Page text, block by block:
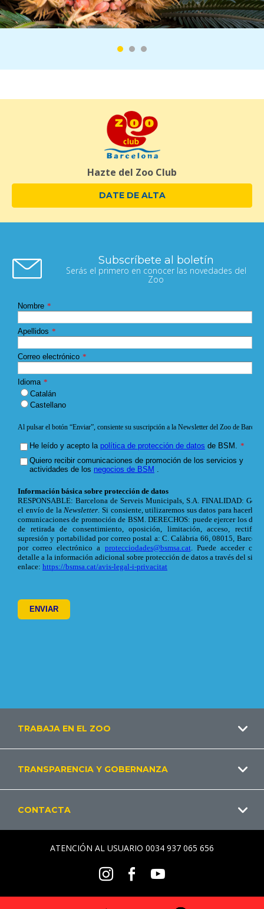
Hazte del Zoo Club
DATE DE ALTA
Subscríbete al boletín
Serás el primero en conocer las novedades del
Zoo
Footer
TRABAJA EN EL ZOO
TRANSPARENCIA Y GOBERNANZA
CONTACTA
ATENCIÓN AL USUARIO 0034 937 065 656
Menu
InstagramFacebook